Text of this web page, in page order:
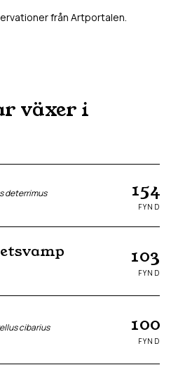
från Artportalen.
växer i
deterrimus 154
FYND
103
FYND
cibarius 100
FYND